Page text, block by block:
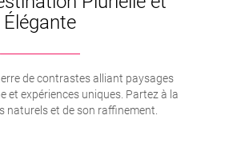
Élégante
de contrastes alliant paysages
et expériences uniques. Partez à la
naturels et de son raffinement.